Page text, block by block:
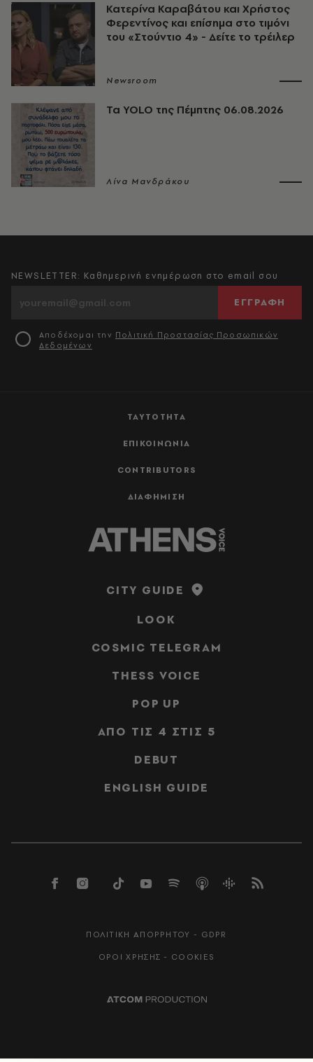
Κατερίνα Καραβάτου και Χρήστος
Φερεντίνος και επίσημα στο τιμόνι
του «Στούντιο 4» - Δείτε το τρέιλερ
Newsroom
Τα YOLO της Πέμπτης 06.08.2026
Λίνα Μανδράκου
ΤΑΥΤΟΤΗΤΑ
ΕΠΙΚΟΙΝΩΝΙΑ
CONTRIBUTORS
ΔΙΑΦΗΜΙΣΗ
NEWSLETTER: Καθημερινή ενημέρωση στο email σου
ΕΓΓΡΑΦΗ
Αποδέχομαι την Πολιτική Προστασίας Προσωπικών
Δεδομένων
CITY GUIDE
LOOK
COSMIC TELEGRAM
THESS VOICE
POP UP
ΑΠΟ ΤΙΣ 4 ΣΤΙΣ 5
DEBUT
ENGLISH GUIDE
ΠΟΛΙΤΙΚΗ ΑΠΟΡΡΗΤΟΥ - GDPR
ΟΡΟΙ ΧΡΗΣΗΣ - COOKIES